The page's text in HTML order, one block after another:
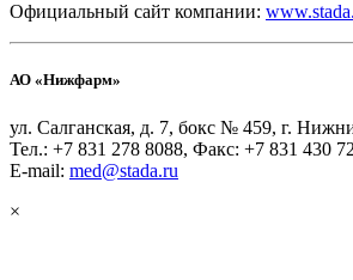
Официальный сайт компании:
АО «Нижфарм»
ул. Салганская, д. 7, бокс № 459, г.
Тел.: +7 831 278 8088, Факс: +7 831 430
E-mail: med@stada.ru
×